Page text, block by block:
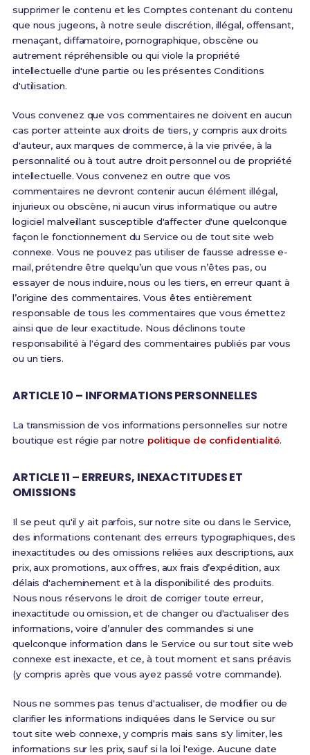
supprimer le contenu et les Comptes contenant du contenu
que nous jugeons, à notre seule discrétion, illégal, offensant,
menaçant, diffamatoire, pornographique, obscène ou
autrement répréhensible ou qui viole la propriété
intellectuelle d'une partie ou les présentes Conditions
d'utilisation.
Vous convenez que vos commentaires ne doivent en aucun
cas porter atteinte aux droits de tiers, y compris aux droits
d'auteur, aux marques de commerce, à la vie privée, à la
personnalité ou à tout autre droit personnel ou de propriété
intellectuelle. Vous convenez en outre que vos
commentaires ne devront contenir aucun élément illégal,
injurieux ou obscène, ni aucun virus informatique ou autre
logiciel malveillant susceptible d'affecter d'une quelconque
façon le fonctionnement du Service ou de tout site web
connexe. Vous ne pouvez pas utiliser de fausse adresse e-
mail, prétendre être quelqu’un que vous n’êtes pas, ou
essayer de nous induire, nous ou les tiers, en erreur quant à
l’origine des commentaires. Vous êtes entièrement
responsable de tous les commentaires que vous émettez
ainsi que de leur exactitude. Nous déclinons toute
responsabilité à l'égard des commentaires publiés par vous
ou un tiers.
ARTICLE 10 – INFORMATIONS PERSONNELLES
La transmission de vos informations personnelles sur notre
boutique est régie par notre politique de confidentialité.
ARTICLE 11 – ERREURS, INEXACTITUDES ET
OMISSIONS
Il se peut qu'il y ait parfois, sur notre site ou dans le Service,
des informations contenant des erreurs typographiques, des
inexactitudes ou des omissions reliées aux descriptions, aux
prix, aux promotions, aux offres, aux frais d’expédition, aux
délais d'acheminement et à la disponibilité des produits.
Nous nous réservons le droit de corriger toute erreur,
inexactitude ou omission, et de changer ou d'actualiser des
informations, voire d’annuler des commandes si une
quelconque information dans le Service ou sur tout site web
connexe est inexacte, et ce, à tout moment et sans préavis
(y compris après que vous ayez passé votre commande).
Nous ne sommes pas tenus d'actualiser, de modifier ou de
clarifier les informations indiquées dans le Service ou sur
tout site web connexe, y compris mais sans s'y limiter, les
informations sur les prix, sauf si la loi l'exige. Aucune date